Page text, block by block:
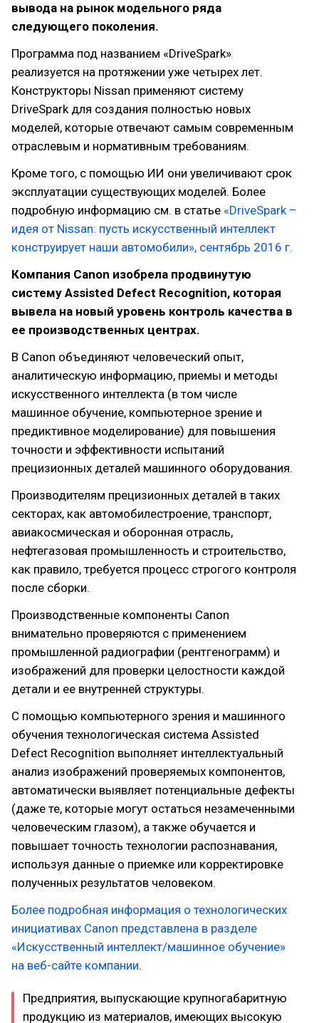
вывода на рынок модельного ряда
следующего поколения.
Программа под названием «DriveSpark»
реализуется на протяжении уже четырех лет.
Конструкторы Nissan применяют систему
DriveSpark для создания полностью новых
моделей, которые отвечают самым современным
отраслевым и нормативным требованиям.
Кроме того, с помощью ИИ они увеличивают срок
эксплуатации существующих моделей. Более
подробную информацию см. в статье «DriveSpark –
идея от Nissan: пусть искусственный интеллект
конструирует наши автомобили», сентябрь 2016 г.
Компания Canon изобрела продвинутую
систему Assisted Defect Recognition, которая
вывела на новый уровень контроль качества в
ее производственных центрах.
В Canon объединяют человеческий опыт,
аналитическую информацию, приемы и методы
искусственного интеллекта (в том числе
машинное обучение, компьютерное зрение и
предиктивное моделирование) для повышения
точности и эффективности испытаний
прецизионных деталей машинного оборудования.
Производителям прецизионных деталей в таких
секторах, как автомобилестроение, транспорт,
авиакосмическая и оборонная отрасль,
нефтегазовая промышленность и строительство,
как правило, требуется процесс строгого контроля
после сборки.
Производственные компоненты Canon
внимательно проверяются с применением
промышленной радиографии (рентгенограмм) и
изображений для проверки целостности каждой
детали и ее внутренней структуры.
С помощью компьютерного зрения и машинного
обучения технологическая система Assisted
Defect Recognition выполняет интеллектуальный
анализ изображений проверяемых компонентов,
автоматически выявляет потенциальные дефекты
(даже те, которые могут остаться незамеченными
человеческим глазом), а также обучается и
повышает точность технологии распознавания,
используя данные о приемке или корректировке
полученных результатов человеком.
Более подробная информация о технологических
инициативах Canon представлена в разделе
«Искусственный интеллект/машинное обучение»
на веб-сайте компании.
Предприятия, выпускающие крупногабаритную
продукцию из материалов, имеющих высокую